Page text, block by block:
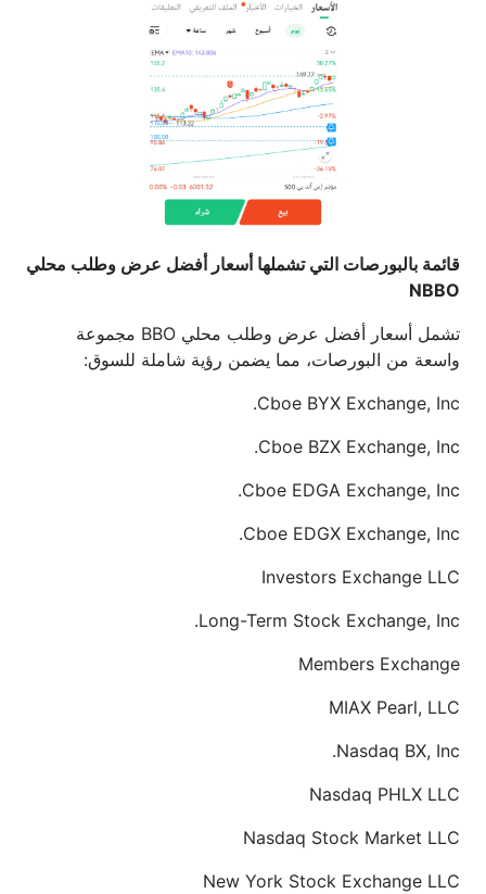
قائمة بالبورصات التي تشملها أسعار أفضل عرض وطلب محلي
NBBO
تشمل أسعار أفضل عرض وطلب محلي BBO مجموعة
واسعة من البورصات، مما يضمن رؤية شاملة للسوق:
Cboe BYX Exchange, Inc.
Cboe BZX Exchange, Inc.
Cboe EDGA Exchange, Inc.
Cboe EDGX Exchange, Inc.
Investors Exchange LLC
Long-Term Stock Exchange, Inc.
Members Exchange
MIAX Pearl, LLC
Nasdaq BX, Inc.
Nasdaq PHLX LLC
Nasdaq Stock Market LLC
New York Stock Exchange LLC